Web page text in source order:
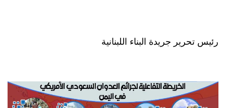
رئيس تحرير جريدة البناء اللبنانية